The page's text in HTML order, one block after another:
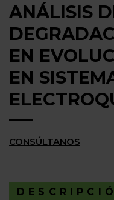
ANÁLISIS
EN
EN
CONSÚLTANOS